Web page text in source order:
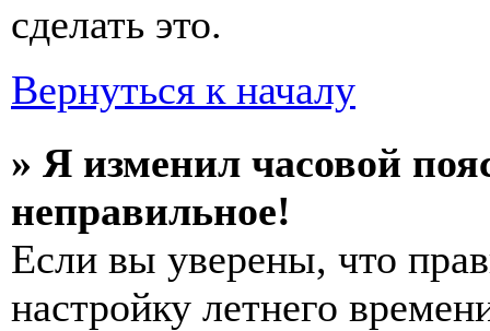
сделать это.
Вернуться к началу
» Я изменил часовой
неправильное!
Если вы уверены, что
настройку летнего